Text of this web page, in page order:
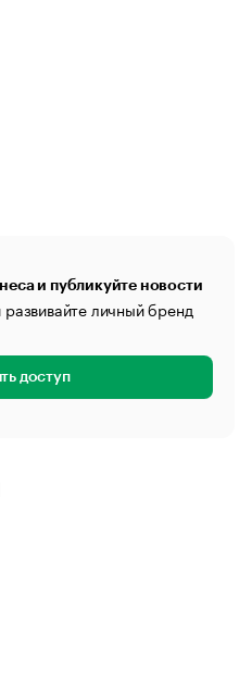
и публикуйте новости
личный бренд
доступ